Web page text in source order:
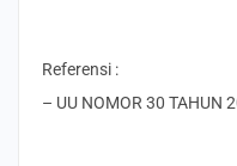
Referensi :
– UU NOMOR 30 TAHUN